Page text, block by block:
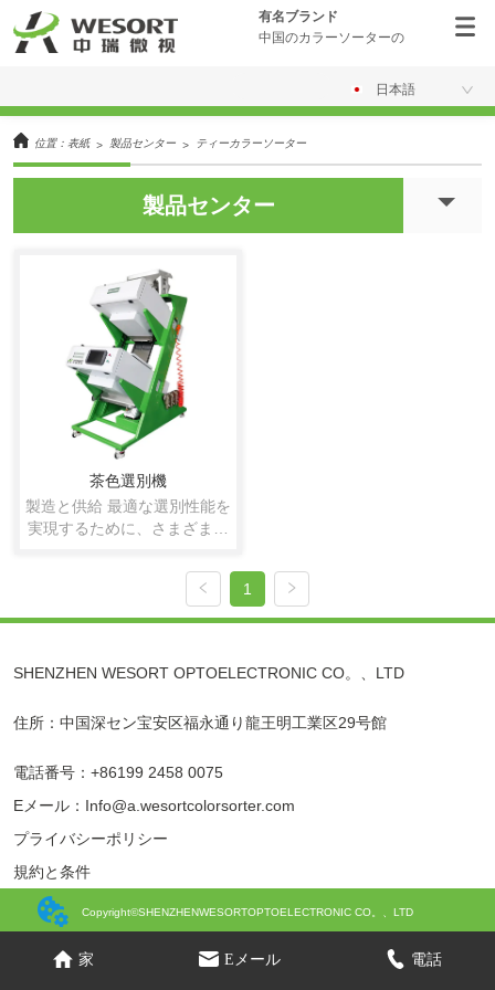
有名ブランド
中国のカラーソーターの
日本語
位置： 表紙 > 製品センター > ティーカラーソーター
製品センター
茶色選別機
製造と供給 最適な選別性能を
実現するために、さまざまな
じて、さまざまなタイプの選
別機を設計および提供しま
す。 茶色選別機 – WESORT
別機は、紅茶、緑茶、ロック
の茶を選別できます。 また、
物を取り除き、茶葉を色や形
な材料の流れを確保し、機械
の選別性能を向上させ、顧客
すために陽極酸化処理を施し
1
SHENZHEN WESORT OPTOELECTRONIC CO。、LTD
家 Eメール 電話
住所：中国深セン宝安区福永通り龍王明工業区29号館
電話番号：+86199 2458 0075
Eメール：Info@a.wesortcolorsorter.com
プライバシーポリシー
規約と条件
Copyright©SHENZHENWESORTOPTOELECTRONIC CO。、LTD